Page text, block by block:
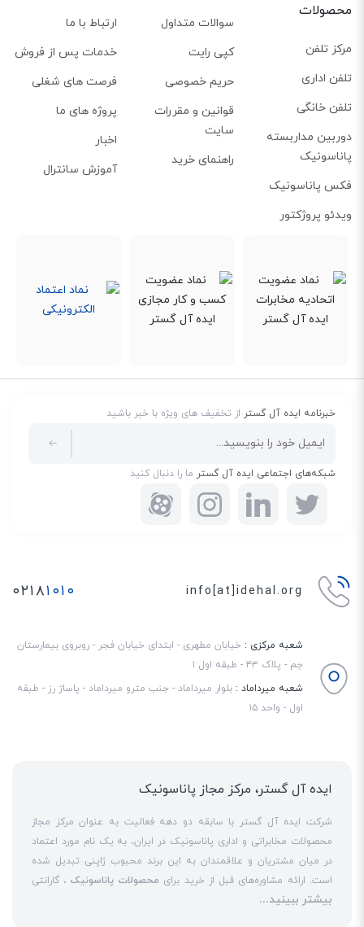
محصولات
مرکز تلفن
تلفن اداری
تلفن خانگی
دوربین مداربسته
پاناسونیک
فکس پاناسونیک
ویدئو پروژکتور
سوالات متداول
کپی رایت
حریم خصوصی
قوانین و مقررات
سایت
راهنمای خرید
ارتباط با ما
خدمات پس از فروش
فرصت های شغلی
پروژه های ما
اخبار
آموزش سانترال
خبرنامه ایده آل گستراز تخفیف های ویژه با خبر باشید
شبکه‌های اجتماعی ایده آل گسترما را دنبال کنید
info[at]idehal.org ۰۲۱۸۱۰۱۰
شعبه مرکزی : خیابان مطهری - ابتدای خیابان فجر - روبروی بیمارستان
جم - پلاک ۴۳ - طبقه اول ۱
شعبه میرداماد : بلوار میرداماد - جنب مترو میرداماد - پاساژ رز - طبقه
اول - واحد ۱۵
ایده آل گستر، مرکز مجاز پاناسونیک
شرکت ایده آل گستر با سابقه دو دهه فعالیت به عنوان مرکز مجاز
محصولات مخابراتی و اداری پاناسونیک در ایران، به یک نام مورد اعتماد
در میان مشتریان و علاقمندان به این برند محبوب ژاپنی تبدیل شده
است. ارائه مشاوره‌های قبل از خرید برایمحصولات پاناسونیک، گارانتی
18 ماهه معتبر و شرکتی برای کلیه محصولات عرضه شده و تعهد کامل
بیشتر ببینید...